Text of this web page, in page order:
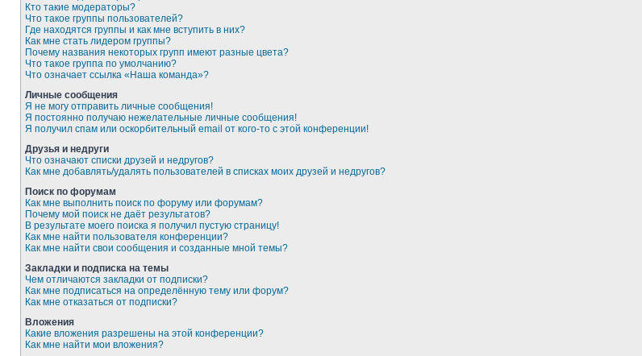
Кто такие модераторы?
Что такое группы пользователей?
Где находятся группы и как мне вступить в них?
Как мне стать лидером группы?
Почему названия некоторых групп имеют разные цвета?
Что такое группа по умолчанию?
Что означает ссылка «Наша команда»?
Личные сообщения
Я не могу отправить личные сообщения!
Я постоянно получаю нежелательные личные сообщения!
Я получил спам или оскорбительный email от кого-то с этой конференции!
Друзья и недруги
Что означают списки друзей и недругов?
Как мне добавлять/удалять пользователей в списках моих друзей и недругов?
Поиск по форумам
Как мне выполнить поиск по форуму или форумам?
Почему мой поиск не даёт результатов?
В результате моего поиска я получил пустую страницу!
Как мне найти пользователя конференции?
Как мне найти свои сообщения и созданные мной темы?
Закладки и подписка на темы
Чем отличаются закладки от подписки?
Как мне подписаться на определённую тему или форум?
Как мне отказаться от подписки?
Вложения
Какие вложения разрешены на этой конференции?
Как мне найти мои вложения?